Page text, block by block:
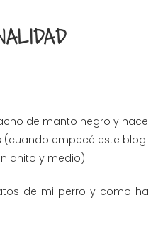
de manto negro y hace
empecé este blog
añito y medio).
de mi perro y como ha